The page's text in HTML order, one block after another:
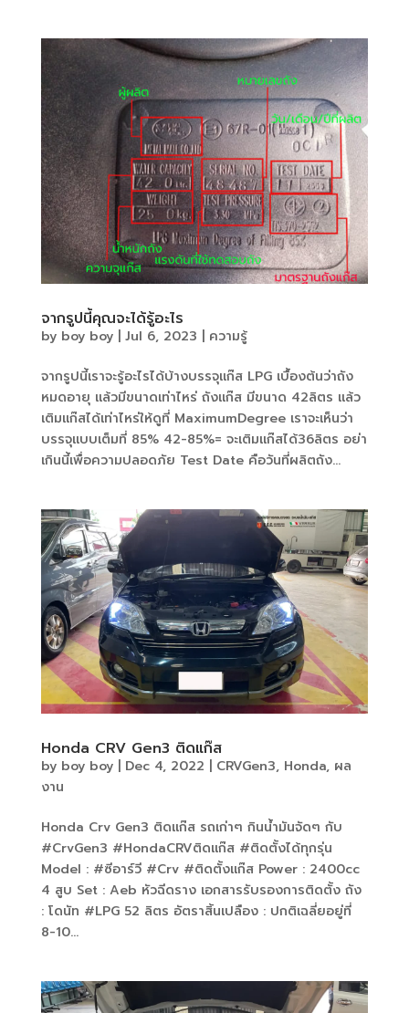
จากรูปนี้คุณจะได้รู้อะไร
by boy boy| Jul 6, 2023 | ความรู้
จากรูปนี้เราจะรู้อะไรได้บ้างบรรจุแก๊ส LPG เบื้องต้นว่าถัง
หมดอายุ แล้วมีขนาดเท่าไหร่ ถังแก๊ส มีขนาด 42ลิตร แล้ว
เติมแก๊สได้เท่าไหร่ให้ดูที่ MaximumDegree เราจะเห็นว่า
บรรจุแบบเต็มที่ 85% 42-85%= จะเติมแก๊สได้36ลิตร อย่า
เกินนี้เพื่อความปลอดภัย Test Date คือวันที่ผลิตถัง...
Honda CRV Gen3 ติดแก๊ส
by boy boy| Dec 4, 2022 | CRVGen3, Honda, ผล
งาน
Honda Crv Gen3 ติดแก๊ส รถเก่าๆ กินน้ำมันจัดๆ กับ
#CrvGen3 #HondaCRVติดแก๊ส #ติดตั้งได้ทุกรุ่น
Model : #ซีอาร์วี #Crv #ติดตั้งแก๊ส Power : 2400cc
4 สูบ Set : Aeb หัวฉีดราง เอกสารรับรองการติดตั้ง ถัง
: โดนัท #LPG 52 ลิตร อัตราสิ้นเปลือง : ปกติเฉลี่ยอยู่ที่
8-10...